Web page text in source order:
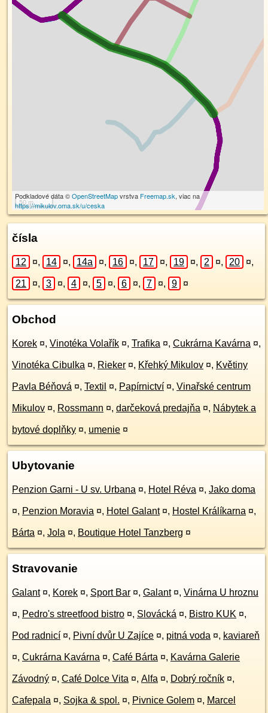
50 m
Podkladové dáta ©OpenStreetMapvrstva Freemap.sk, viac na
https://mikulov.oma.sk/u/ceska
čísla
12 ¤, 14 ¤, 14a ¤, 16 ¤, 17 ¤, 19 ¤, 2 ¤, 20 ¤,
21 ¤, 3 ¤, 4 ¤, 5 ¤, 6 ¤, 7 ¤, 9 ¤
Obchod
Korek ¤, Vinotéka Volařík ¤, Trafika ¤, Cukrárna Kavárna ¤,
Vinotéka Cibulka ¤, Rieker ¤, Křehký Mikulov ¤, Květiny
Pavla Béňová ¤, Textil ¤, Papírnictví ¤, Vinařské centrum
Mikulov ¤, Rossmann ¤, darčeková predajňa ¤, Nábytek a
bytové doplňky ¤, umenie ¤
Ubytovanie
Penzion Garni - U sv. Urbana ¤, Hotel Réva ¤, Jako doma
¤, Penzion Moravia ¤, Hotel Galant ¤, Hostel Králíkarna ¤,
Bárta ¤, Jola ¤, Boutique Hotel Tanzberg ¤
Stravovanie
Galant ¤, Korek ¤, Sport Bar ¤, Galant ¤, Vinárna U hroznu
¤, Pedro's streetfood bistro ¤, Slovácká ¤, Bistro KUK ¤,
Pod radnicí ¤, Pivní dvůr U Zajíce ¤, pitná voda ¤, kaviareň
¤, Cukrárna Kavárna ¤, Café Bárta ¤, Kavárna Galerie
Závodný ¤, Café Dolce Vita ¤, Alfa ¤, Dobrý ročník ¤,
Cafepala ¤, Sojka & spol. ¤, Pivnice Golem ¤, Marcel